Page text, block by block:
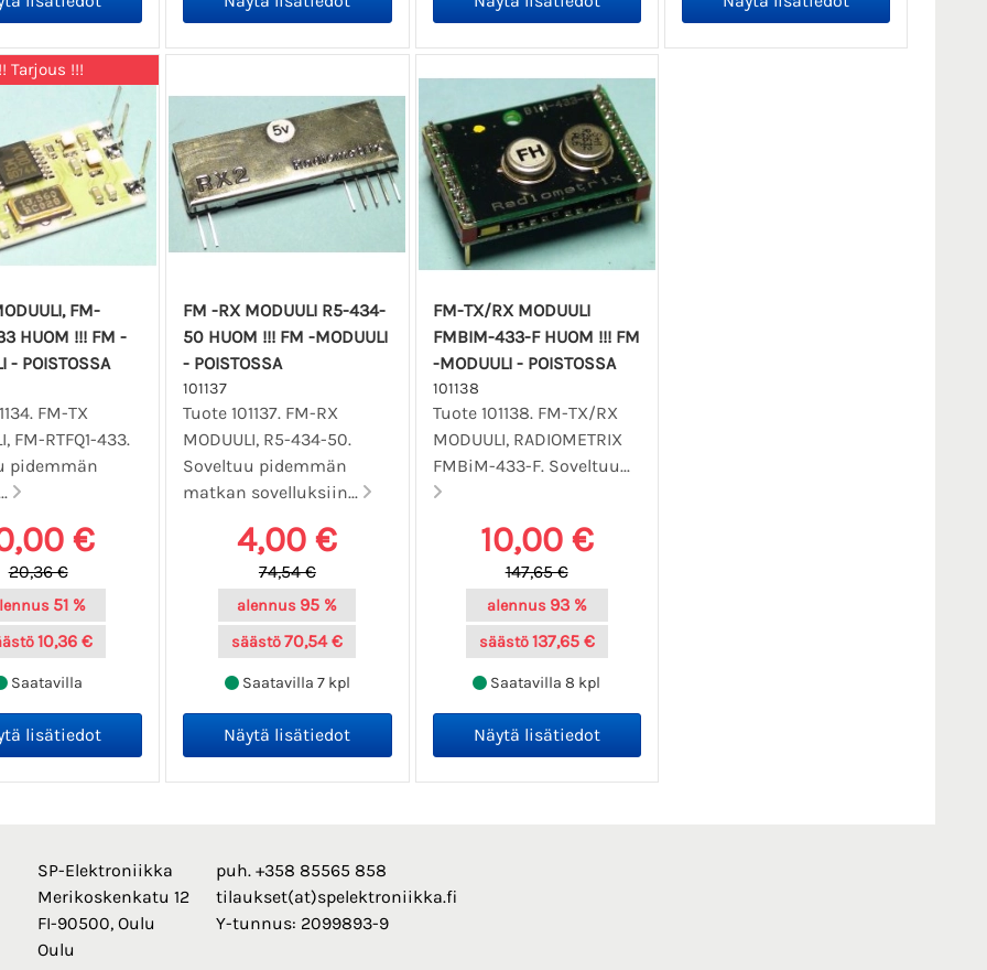
Tarjous !!!
FM-
HUOM !!! FM -
- POISTOSSA
FM-TX
FM-RTFQ1-433.
pidemmän
€
20,36 €
51 %
10,36 €
Saatavilla
FM -RX MODUULI R5-434-
50 HUOM !!! FM -MODUULI
- POISTOSSA
101137
Tuote 101137. FM-RX
MODUULI, R5-434-50.
Soveltuu pidemmän
matkan sovelluksiin...
4,00 €
74,54 €
alennus 95 %
säästö70,54 €
Saatavilla 7 kpl
FM-TX/RX MODUULI
FMBIM-433-F HUOM !!! FM
-MODUULI - POISTOSSA
101138
Tuote 101138. FM-TX/RX
MODUULI, RADIOMETRIX
FMBiM-433-F. Soveltuu...
10,00 €
147,65 €
alennus 93 %
säästö137,65 €
Saatavilla 8 kpl
SP-Elektroniikka
Merikoskenkatu 12
FI-90500, Oulu
Oulu
puh. +358 85565 858
tilaukset(at)spelektroniikka.fi
Y-tunnus: 2099893-9